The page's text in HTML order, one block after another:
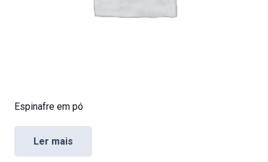
Espinafre em pó
Ler mais